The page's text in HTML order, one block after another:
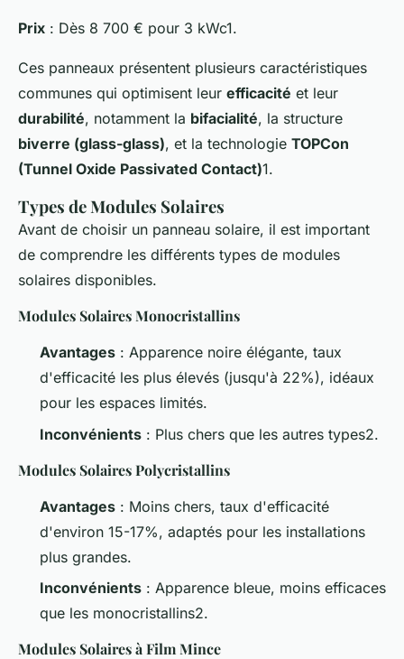
Prix : Dès 8 700 € pour 3 kWc1.
Ces panneaux présentent plusieurs caractéristiques
communes qui optimisent leur efficacité et leur
durabilité, notamment la bifacialité, la structure
biverre (glass-glass), et la technologie TOPCon
(Tunnel Oxide Passivated Contact)1.
Types de Modules Solaires
Avant de choisir un panneau solaire, il est important
de comprendre les différents types de modules
solaires disponibles.
Modules Solaires Monocristallins
Avantages : Apparence noire élégante, taux
d'efficacité les plus élevés (jusqu'à 22%), idéaux
pour les espaces limités.
Inconvénients : Plus chers que les autres types2.
Modules Solaires Polycristallins
Avantages : Moins chers, taux d'efficacité
d'environ 15-17%, adaptés pour les installations
plus grandes.
Inconvénients : Apparence bleue, moins efficaces
que les monocristallins2.
Modules Solaires à Film Mince